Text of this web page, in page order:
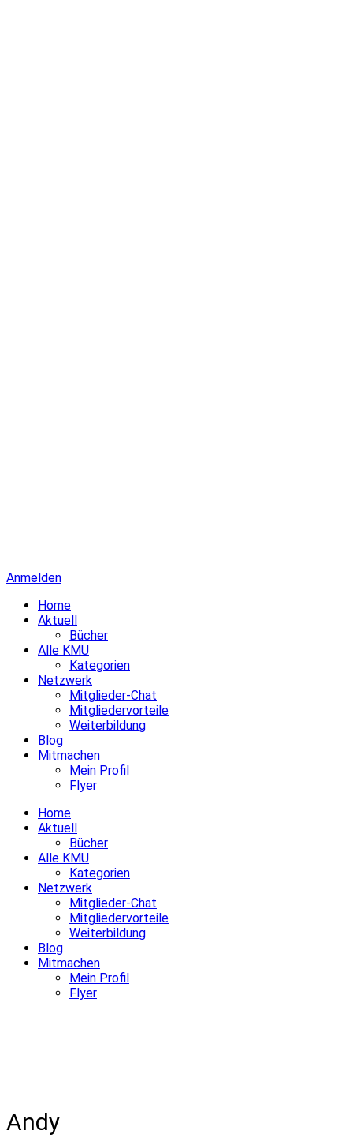
Anmelden
Home
Aktuell
Bücher
Alle KMU
Kategorien
Netzwerk
Mitglieder-Chat
Mitgliedervorteile
Weiterbildung
Blog
Mitmachen
Mein Profil
Flyer
Home
Aktuell
Bücher
Alle KMU
Kategorien
Netzwerk
Mitglieder-Chat
Mitgliedervorteile
Weiterbildung
Blog
Mitmachen
Mein Profil
Flyer
Andy